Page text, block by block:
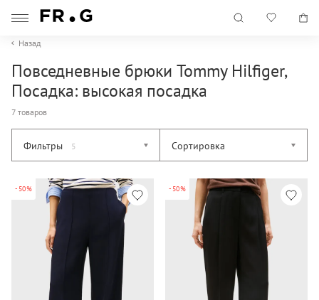
Назад
Повседневные брюки Tommy Hilfiger,
Посадка: высокая посадка
7 товаров
Фильтры 5 Сортировка
-50% -50%